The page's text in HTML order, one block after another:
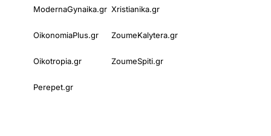
ModernaGynaika.gr Xristianika.gr
OikonomiaPlus.gr ZoumeKalytera.gr
Oikotropia.gr ZoumeSpiti.gr
Perepet.gr